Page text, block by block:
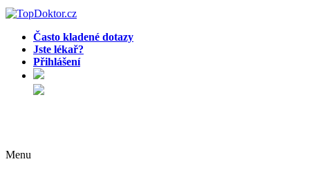
Často kladené dotazy
Jste lékař?
Přihlášení
Menu